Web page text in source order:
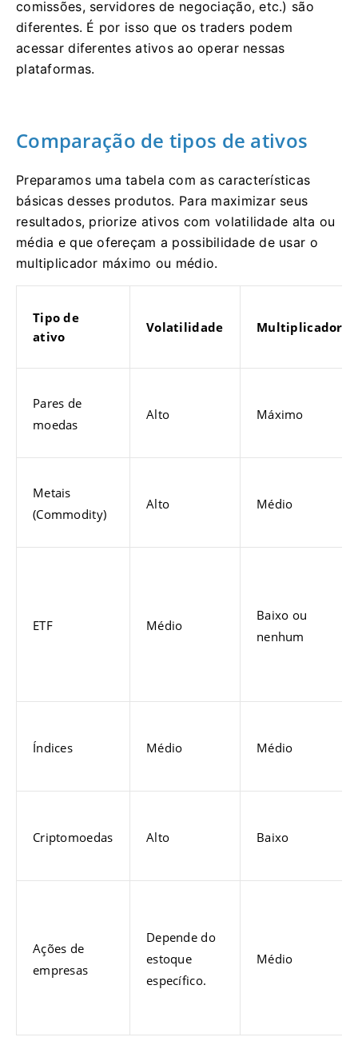
comissões, servidores de negociação, etc.) são
diferentes. É por isso que os traders podem
acessar diferentes ativos ao operar nessas
plataformas.
Comparação de tipos de ativos
Preparamos uma tabela com as características
básicas desses produtos. Para maximizar seus
resultados, priorize ativos com volatilidade alta ou
média e que ofereçam a possibilidade de usar o
multiplicador máximo ou médio.
Tipo de
ativo
Volatilidade Multiplicador
Pares de
moedas
Alto Máximo
Metais
(Commodity)
Alto Médio
ETF Médio
Baixo ou
nenhum
Índices Médio Médio
Criptomoedas Alto Baixo
Ações de
empresas
Depende do
estoque
específico.
Médio